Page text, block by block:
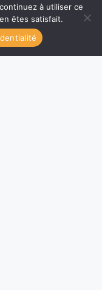
à utiliser ce
êtes satisfait.